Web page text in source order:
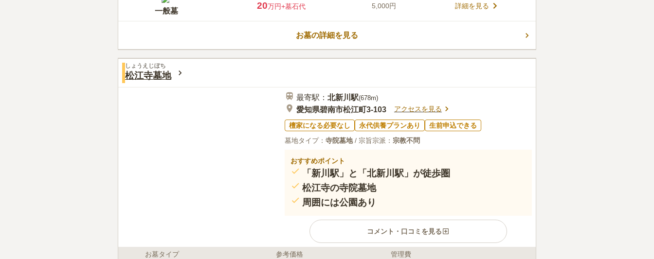
ジョギングなどを楽しむことができるので、お墓から足が遠の
くこともないでしょう。 お寺の境内にあるため、管理がしっか
りとしており防犯面も安心です。 女性のおひとり様やお子様で
も、気軽にお参りに行くことができます。 駐車場を完備してお
り、近隣には宿泊施設も見られます。 遠方から足を運んでくだ
一般墓
20万円+墓石代 5,000円 詳細を見る
お墓の詳細を見る
しょうえじぼち
松江寺墓地
最寄駅： 北新川 駅(678m)
愛知県碧南市松江町3-103 アクセスを見る
檀家になる必要なし 永代供養プランあり
生前申込できる
墓地タイプ： 寺院墓地/ 宗旨宗派： 宗教不問
おすすめポイント
「新川駅」と「北新川駅」が徒歩圏
松江寺の寺院墓地
周囲には公園あり
コメント・口コミを見る
お墓タイプ 参考価格 管理費